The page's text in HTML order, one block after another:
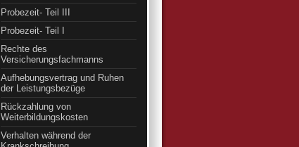
Probezeit- Teil III
Probezeit- Teil I
Rechte des
Versicherungsfachmanns
Aufhebungsvertrag und Ruhen
der Leistungsbezüge
Rückzahlung von
Weiterbildungskosten
Verhalten während der